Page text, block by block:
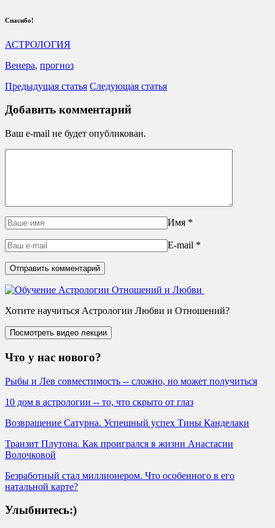
Спасибо!
АСТРОЛОГИЯ
Венера, прогноз
Предыдущая статья Следующая статья
Добавить комментарий
Ваш e-mail не будет опубликован.
Имя *
E-mail *
Хотите научиться Астрологии Любви и Отношений?
Что у нас нового?
Рыбы и Лев совместимость -- сложно, но может получиться
10 дом в астрологии -- то, что скрыто от глаз
Возвращение Сатурна. Успешный успех Тины Канделаки
Транзит Плутона. Как проигрался в жизни Анастасии
Волочковой
Безработный стал миллионером. Что особенного в его
натальной карте?
Улыбнитесь:)